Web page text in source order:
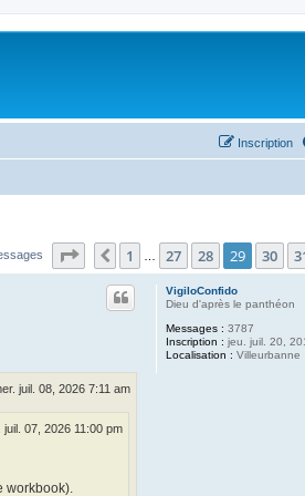
Inscription
Page 29 37
Précédent
1 27 28 29 30
VigiloConfido
Dieu d'après le panthéon
Messages : 3787
Inscription : jeu. juil. 20,
Localisation : Villeurbanne
juil. 08, 2026 7:11 am
juil. 07, 2026 11:00 pm
workbook).